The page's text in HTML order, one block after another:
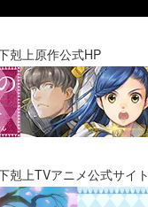
剋上原作公式HP
剋上TVアニメ公式サイト